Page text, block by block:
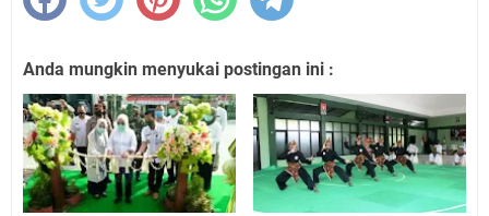
Anda mungkin menyukai postingan ini :